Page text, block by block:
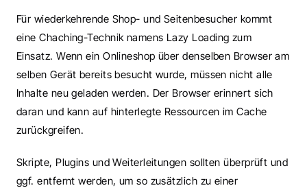
Für wiederkehrende Shop- und Seitenbesucher kommt
eine Chaching-Technik namens Lazy Loading zum
Einsatz. Wenn ein Onlineshop über denselben Browser am
selben Gerät bereits besucht wurde, müssen nicht alle
Inhalte neu geladen werden. Der Browser erinnert sich
daran und kann auf hinterlegte Ressourcen im Cache
zurückgreifen.
Skripte, Plugins und Weiterleitungen sollten überprüft und
ggf. entfernt werden, um so zusätzlich zu einer